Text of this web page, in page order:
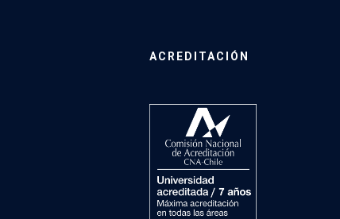
ACREDITACIÓN